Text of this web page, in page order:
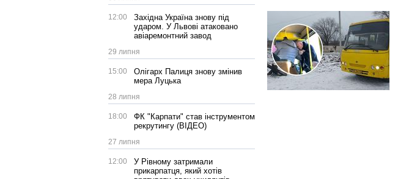
12:00
Західна Україна знову під
ударом. У Львові атаковано
авіаремонтний завод
29 липня
15:00
Олігарх Палиця знову змінив
мера Луцька
28 липня
18:00
ФК "Карпати" став інструментом
рекрутингу (ВІДЕО)
27 липня
12:00
У Рівному затримали
прикарпатця, який хотів